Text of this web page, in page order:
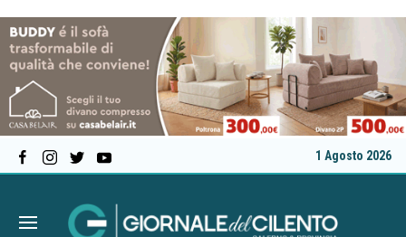
1 Agosto 2026